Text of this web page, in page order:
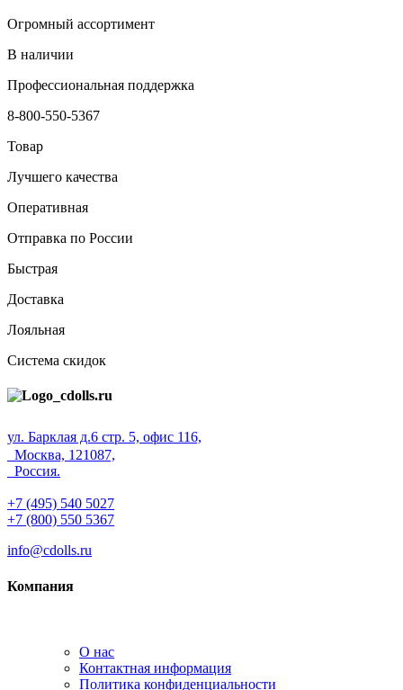
Огромный ассортимент
В наличии
Профессиональная поддержка
8-800-550-5367
Товар
Лучшего качества
Оперативная
Отправка по России
Быстрая
Доставка
Лояльная
Система скидок
ул. Барклая д.6 стр. 5, офис 116,
Москва, 121087,
Россия.
+7 (495) 540 5027
+7 (800) 550 5367
info@cdolls.ru
Компания
О нас
Контактная информация
Политика конфиденциальности